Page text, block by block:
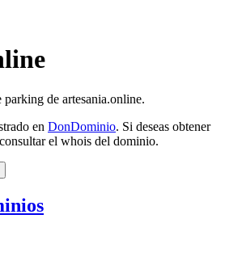
de artesania.online.
en DonDominio. Si deseas obtener
el whois del dominio.